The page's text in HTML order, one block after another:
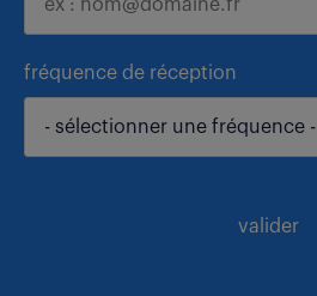
fréquence de réception
- sélectionner une fréquence -
valider